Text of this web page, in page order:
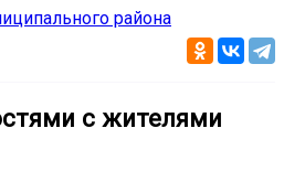
района
с жителями